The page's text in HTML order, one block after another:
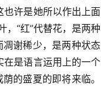
也许是她所以作出上面
，“红”代替花，是两种
凋谢稀少，是两种状态
在是语言运用上的一个
的盛夏的即将来临。